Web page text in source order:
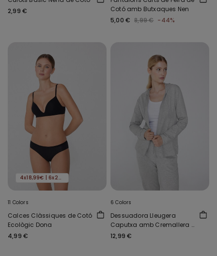
2,99 €
Cotó amb Butxaques Nen
5,00 € 8,99 € -44%
4x18,99€ | 6x24,99€
11 Colors
Calces Clàssiques de Cotó
Ecològic Dona
4,99 €
6 Colors
Dessuadora Lleugera
Caputxa amb Cremallera i
Cordó
12,99 €